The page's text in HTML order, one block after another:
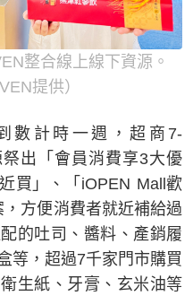
整合線上線下資源。
提供）
數計時一週，超商7-
出「會員消費享3大優
買」、「iOPEN Mall歡
方便消費者就近補給過
的吐司、醬料、產銷履
等，超過7千家門市購買
生紙、牙膏、玄米油等